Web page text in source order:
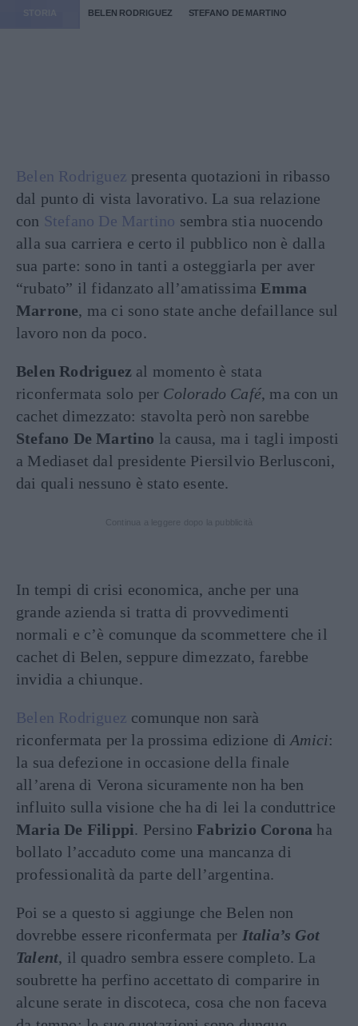
BELEN RODRIGUEZ STEFANO DE MARTINO
Belen Rodriguez presenta quotazioni in ribasso
dal punto di vista lavorativo. La sua relazione
con Stefano De Martino sembra stia nuocendo
alla sua carriera e certo il pubblico non è dalla
sua parte: sono in tanti a osteggiarla per aver
“rubato” il fidanzato all’amatissimaEmma
Marrone, ma ci sono state anche defaillance sul
lavoro non da poco.
Belen Rodriguez al momento è stata
riconfermata solo per Colorado Café, ma con un
cachet dimezzato: stavolta però non sarebbe
Stefano De Martino la causa, ma i tagli imposti
a Mediaset dal presidente Piersilvio Berlusconi,
dai quali nessuno è stato esente.
In tempi di crisi economica, anche per una
grande azienda si tratta di provvedimenti
normali e c’è comunque da scommettere che il
cachet di Belen, seppure dimezzato, farebbe
invidia a chiunque.
Belen Rodriguez comunque non sarà
riconfermata per la prossima edizione diAmici:
la sua defezione in occasione della finale
all’arena di Verona sicuramente non ha ben
influito sulla visione che ha di lei la conduttrice
Maria De Filippi. PersinoFabrizio Corona ha
bollato l’accaduto come una mancanza di
professionalità da parte dell’argentina.
Poi se a questo si aggiunge che Belen non
dovrebbe essere riconfermata per Italia’s Got
Talent, il quadro sembra essere completo. La
soubrette ha perfino accettato di comparire in
alcune serate in discoteca, cosa che non faceva